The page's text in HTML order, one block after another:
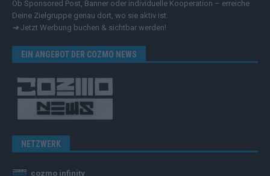
Ob Sponsored Post, Banner oder individuelle Kooperation – erreiche
Deine Zielgruppe genau dort, wo sie aktiv ist.
➔ Jetzt Werbung buchen & sichtbar werden!
EIN ANGEBOT DER COZMO NEWS
NETZWERK
cozmo infinity